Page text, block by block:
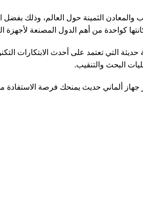
الثمينة حول العالم، وذلك بفضل
كواحدة من أهم الدول المصنعة لأجهزة
حديثة التي تعتمد على أحدث الابتكارات
البحث والتنقيب.
ألماني حديث يمنحك فرصة الاستفادة